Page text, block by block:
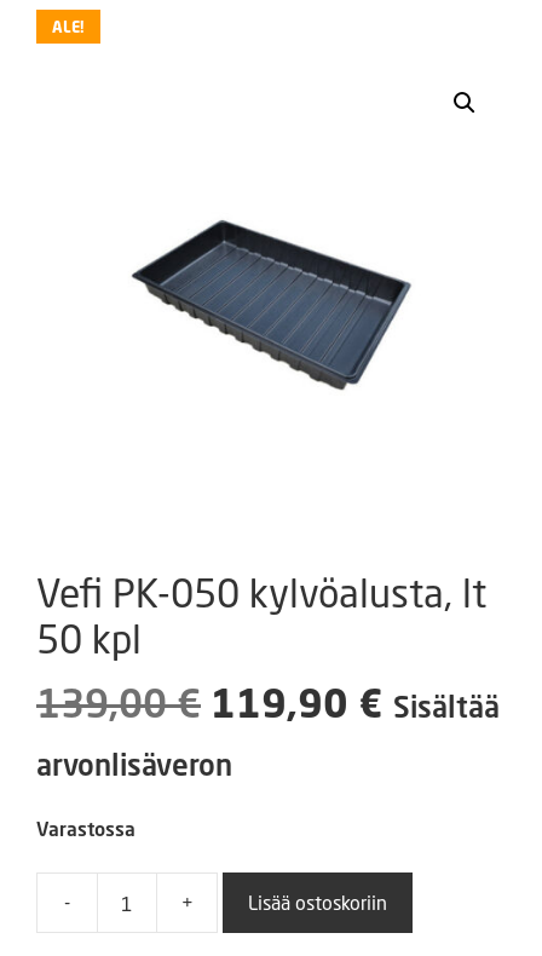
ALE!
Vefi PK-050 kylvöalusta, lt
50 kpl
139,00€ Alkuperäinen
hinta
139,00 €.
119,90 €
119,90
Sisältää
arvonlisäveron
Varastossa
- + Lisää ostoskoriin